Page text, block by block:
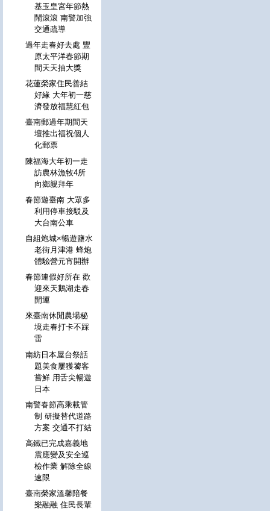
基玉皇宮年節熱
鬧滾滾 南警加強
交通疏導
過年走春好去處 豐
原太平洋春節期
間天天抽大獎
花蓮榮家住民善結
好緣 大年初一慈
濟發放福慧紅包
臺南郵過年期間天
壇推出福祝個人
化郵票
陳福海大年初一走
訪農林漁牧4所
向鄉親拜年
春節遊臺南 大眾多
利用停車接駁及
大台南公車
自組炮城×暢遊鹽水
老街月津港 蜂炮
體驗營元宵開辦
春節連假好所在 歡
迎來天鵝湖走春
開運
來臺南休閒農場秘
境走春打卡不踩
雷
南紡日本屋台祭話
題美食屢獲饕客
嘗鮮 用舌尖暢遊
日本
南警春節高乘載管
制 研擬替代道路
方案 交通不打結
高鐵已完成嘉義地
震應變及安全巡
檢作業 解除全線
速限
臺南榮家溫馨陪餐
樂融融 住民長輩